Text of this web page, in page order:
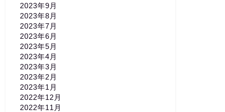
2023年9月
2023年8月
2023年7月
2023年6月
2023年5月
2023年4月
2023年3月
2023年2月
2023年1月
2022年12月
2022年11月